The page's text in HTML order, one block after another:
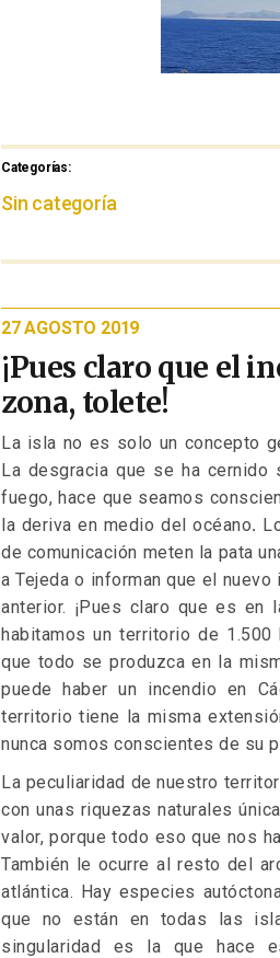
Categorías:Categorías
Sin categoría
PUBLICADO
EL
27 AGOSTO 2019
¡Pues claro que el
zona, tolete!
La isla no es solo un concepto
La desgracia que se ha cernido
fuego, hace que seamos
la deriva en medio del océano.
de comunicación meten la pata
a Tejeda o informan que el
anterior. ¡Pues claro que es
habitamos un territorio de
que todo se produzca en la
puede haber un incendio en
territorio tiene la misma
nunca somos conscientes de su
La peculiaridad de nuestro
con unas riquezas naturales
valor, porque todo eso que nos
También le ocurre al resto del
atlántica. Hay especies
que no están en todas las
singularidad es la que hace